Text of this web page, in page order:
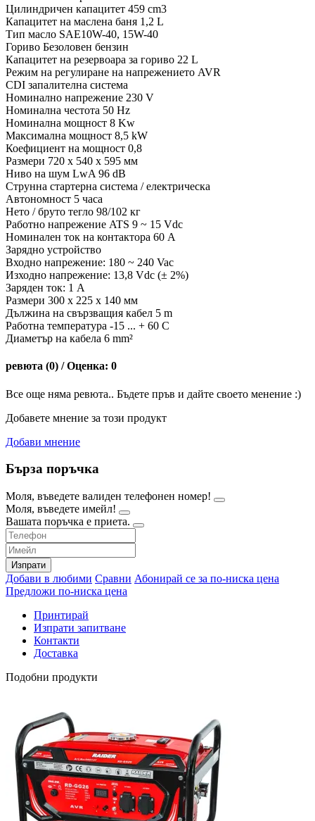
Цилиндричен капацитет 459 cm3
Капацитет на маслена баня 1,2 L
Тип масло SAE10W-40, 15W-40
Гориво Безоловен бензин
Капацитет на резервоара за гориво 22 L
Режим на регулиране на напрежението AVR
CDI запалителна система
Номинално напрежение 230 V
Номинална честота 50 Hz
Номинална мощност 8 Kw
Максимална мощност 8,5 kW
Коефициент на мощност 0,8
Размери 720 х 540 х 595 мм
Ниво на шум LwA 96 dB
Струнна стартерна система / електрическа
Автономност 5 часа
Нето / бруто тегло 98/102 кг
Работно напрежение ATS 9 ~ 15 Vdc
Номинален ток на контактора 60 A
Зарядно устройство
Входно напрежение: 180 ~ 240 Vac
Изходно напрежение: 13,8 Vdc (± 2%)
Заряден ток: 1 A
Размери 300 х 225 х 140 мм
Дължина на свързващия кабел 5 m
Работна температура -15 ... + 60 C
Диаметър на кабела 6 mm²
ревюта (0) / Оценка: 0
Все още няма ревюта.. Бъдете пръв и дайте своето менение :)
Добавете мнение за този продукт
Добави мнение
Бърза поръчка
Моля, въведете валиден телефонен номер!
Моля, въведете имейл!
Вашата поръчка е приета.
Изпрати
Добави в любими Сравни Абонирай се за по-ниска цена
Предложи по-ниска цена
Принтирай
Изпрати запитване
Контакти
Доставка
Подобни продукти